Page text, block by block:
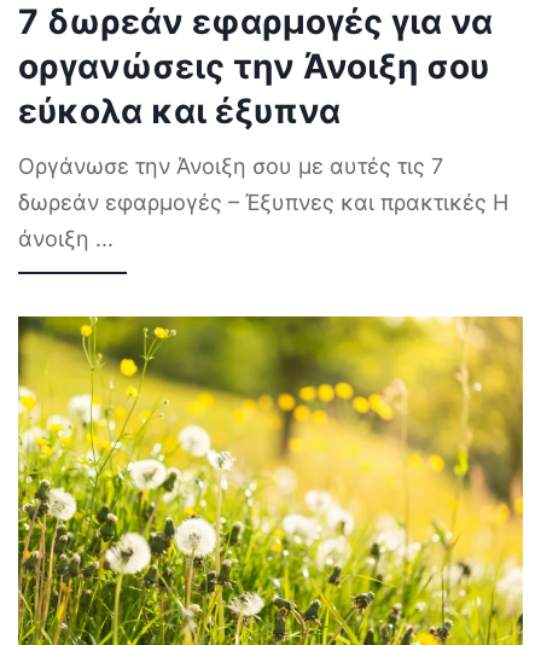
7 δωρεάν εφαρμογές για να
οργανώσεις την Άνοιξη σου
εύκολα και έξυπνα
Οργάνωσε την Άνοιξη σου με αυτές τις 7
δωρεάν εφαρμογές – Έξυπνες και πρακτικές Η
άνοιξη ...